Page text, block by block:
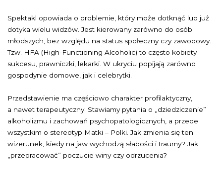
Spektakl opowiada o problemie, który może dotknąć lub już
dotyka wielu widzów. Jest kierowany zarówno do osób
młodszych, bez względu na status społeczny czy zawodowy.
Tzw. HFA (High-Functioning Alcoholic) to często kobiety
sukcesu, prawniczki, lekarki. W ukryciu popijają zarówno
gospodynie domowe, jak i celebrytki.
Przedstawienie ma częściowo charakter profilaktyczny,
a nawet terapeutyczny. Stawiamy pytania o „dziedziczenie”
alkoholizmu i zachowań psychopatologicznych, a przede
wszystkim o stereotyp Matki – Polki. Jak zmienia się ten
wizerunek, kiedy na jaw wychodzą słabości i traumy? Jak
„przepracować” poczucie winy czy odrzucenia?